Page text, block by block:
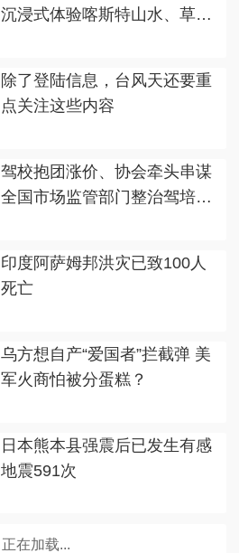
沉浸式体验喀斯特山水、草原
除了登陆信息，台风天还要重
点关注这些内容
驾校抱团涨价、协会牵头串谋
全国市场监管部门整治驾培垄
印度阿萨姆邦洪灾已致100人
死亡
乌方想自产“爱国者”拦截弹 美
军火商怕被分蛋糕？
日本熊本县强震后已发生有感
地震591次
正在加载...